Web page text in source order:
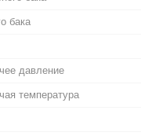
бака
давление
температура